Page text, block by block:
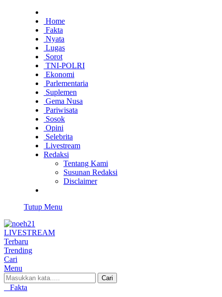
Home
Fakta
Nyata
Lugas
Sorot
TNI-POLRI
Ekonomi
Parlementaria
Suplemen
Gema Nusa
Pariwisata
Sosok
Opini
Selebrita
Livestream
Redaksi
Tentang Kami
Susunan Redaksi
Disclaimer
Tutup Menu
LIVESTREAM
Terbaru
Trending
Cari
Menu
Cari
Fakta